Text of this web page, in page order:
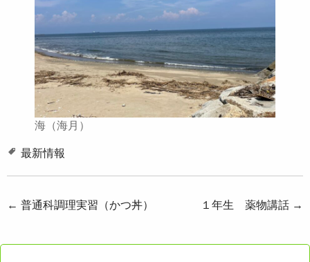
海（海月）
最新情報
投
← 普通科調理実習（かつ丼） １年生 薬物講話 →